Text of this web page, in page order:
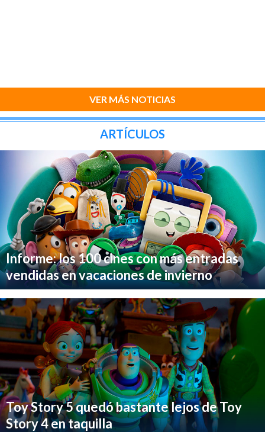
VER MÁS NOTICIAS
ARTÍCULOS
Informe: los 100 cines con más entradas
vendidas en vacaciones de invierno
Toy Story 5 quedó bastante lejos de Toy
Story 4 en taquilla